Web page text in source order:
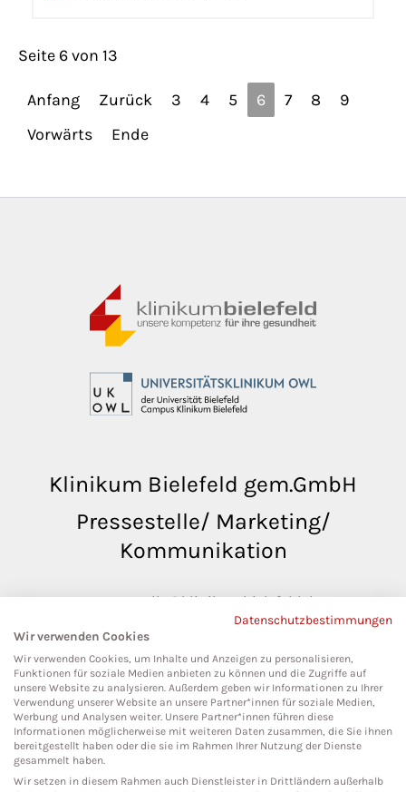
Seite 6 von 13
Anfang Zurück 3 4 5 6 7 8
9
Vorwärts
Ende
Klinikum Bielefeld gem.GmbH
Pressestelle/ Marketing/
Kommunikation
pressestelle@klinikumbielefeld.de
Teutoburger Str. 50
33604 Bielefeld
Social Media
Datenschutzbestimmungen
Wir verwenden Cookies
Wir verwenden Cookies, um Inhalte und Anzeigen zu personalisieren,
Funktionen für soziale Medien anbieten zu können und die Zugriffe auf
unsere Website zu analysieren. Außerdem geben wir Informationen zu Ihrer
Verwendung unserer Website an unsere Partner*innen für soziale Medien,
Werbung und Analysen weiter. Unsere Partner*innen führen diese
Informationen möglicherweise mit weiteren Daten zusammen, die Sie ihnen
bereitgestellt haben oder die sie im Rahmen Ihrer Nutzung der Dienste
gesammelt haben.
Wir setzen in diesem Rahmen auch Dienstleister in Drittländern außerhalb